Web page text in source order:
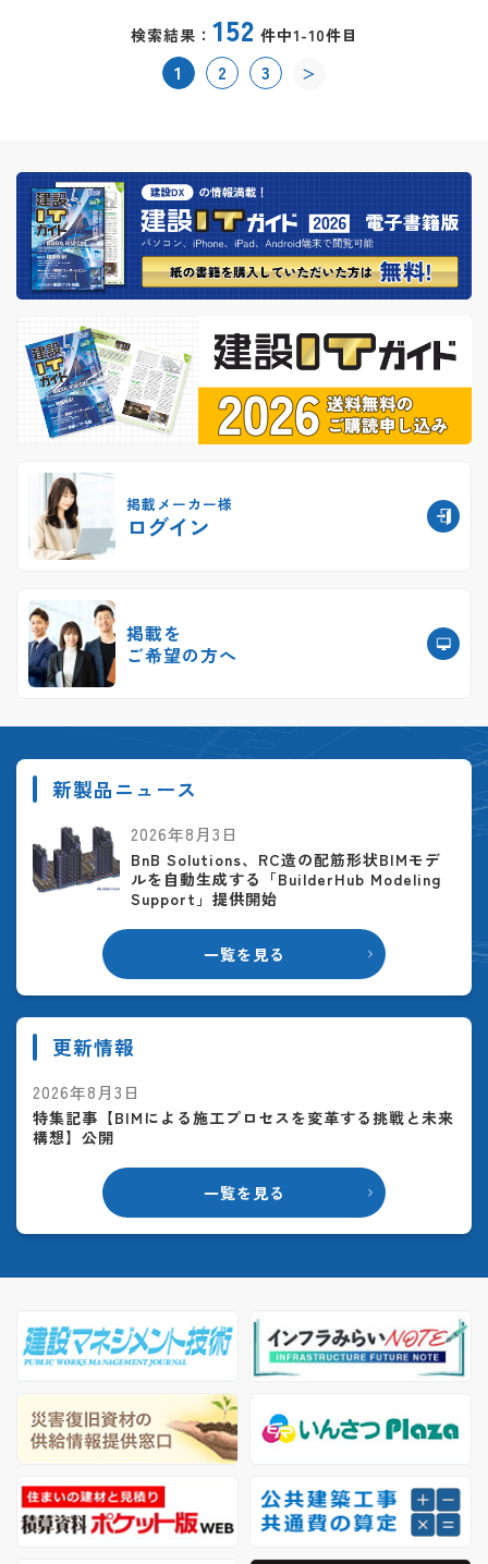
検索結果： 152 件中1-10件目
1 2 3 ＞
掲載メーカー様
ログイン
掲載を
ご希望の方へ
新製品ニュース
一覧を見る
2026年8月3日
BnB Solutions、RC造の配筋形状BIMモデ
ルを自動生成する「BuilderHub Modeling
Support」提供開始
更新情報
一覧を見る
2026年8月3日
特集記事【BIMによる施工プロセスを変革する挑戦と未来
構想】公開